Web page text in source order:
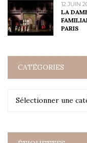
12 JUIN
LA
PARIS
CATÉGORIES
Sélectionner une
Catégories